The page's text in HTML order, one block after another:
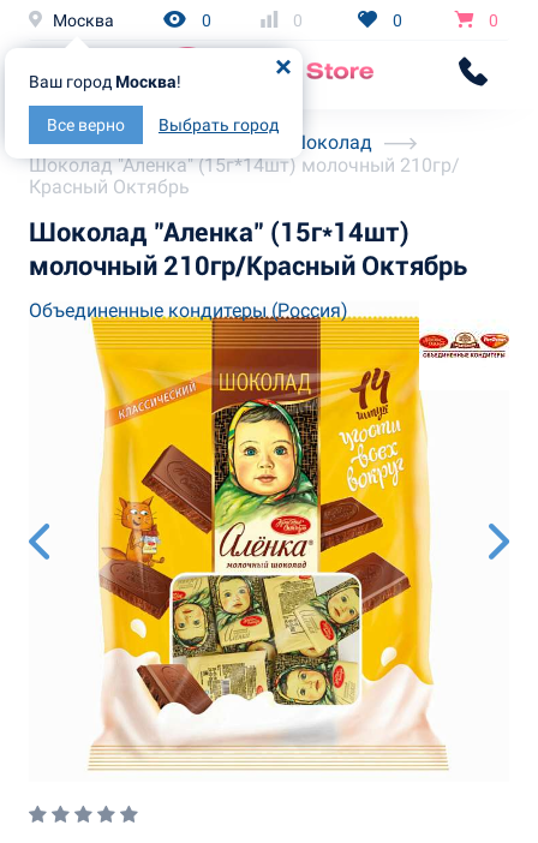
Москва
Ваш город Москва!
Все верно Выбрать город
0 0 0 0
Главная Каталог
Шоколад
Шоколад "Аленка" (15г*14шт) молочный 210гр/
Красный Октябрь
Шоколад "Аленка" (15г*14шт)
молочный 210гр/Красный Октябрь
Объединенные кондитеры (Россия)